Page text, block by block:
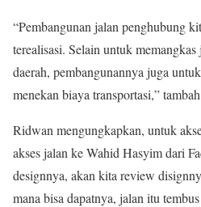
“Pembangunan jalan penghubung
terealisasi. Selain untuk
daerah, pembangunannya juga
menekan biaya transportasi,”
Ridwan mengungkapkan, untuk
akses jalan ke Wahid Hasyim dari
designnya, akan kita review
mana bisa dapatnya, jalan itu